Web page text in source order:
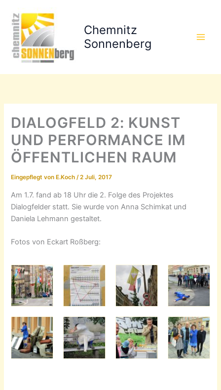
Inhalt
springen
Chemnitz
Sonnenberg
DIALOGFELD 2: KUNST
UND PERFORMANCE IM
ÖFFENTLICHEN RAUM
Eingepflegt von E.Koch/2 Juli, 2017
Am 1.7. fand ab 18 Uhr die 2. Folge des Projektes
Dialogfelder statt. Sie wurde von Anna Schimkat und
Daniela Lehmann gestaltet.
Fotos von Eckart Roßberg: